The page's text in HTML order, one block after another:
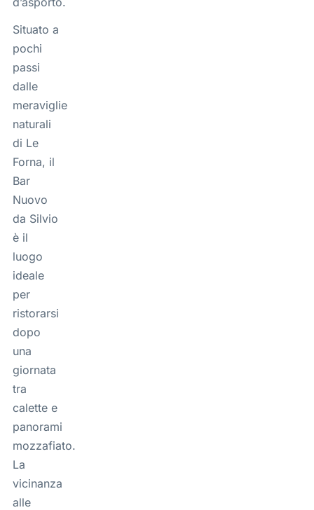
Situato a
pochi
passi
dalle
meraviglie
naturali
di Le
Forna, il
Bar
Nuovo
da Silvio
è il
luogo
ideale
per
ristorarsi
dopo
una
giornata
tra
calette e
panorami
mozzafiato.
La
vicinanza
alle